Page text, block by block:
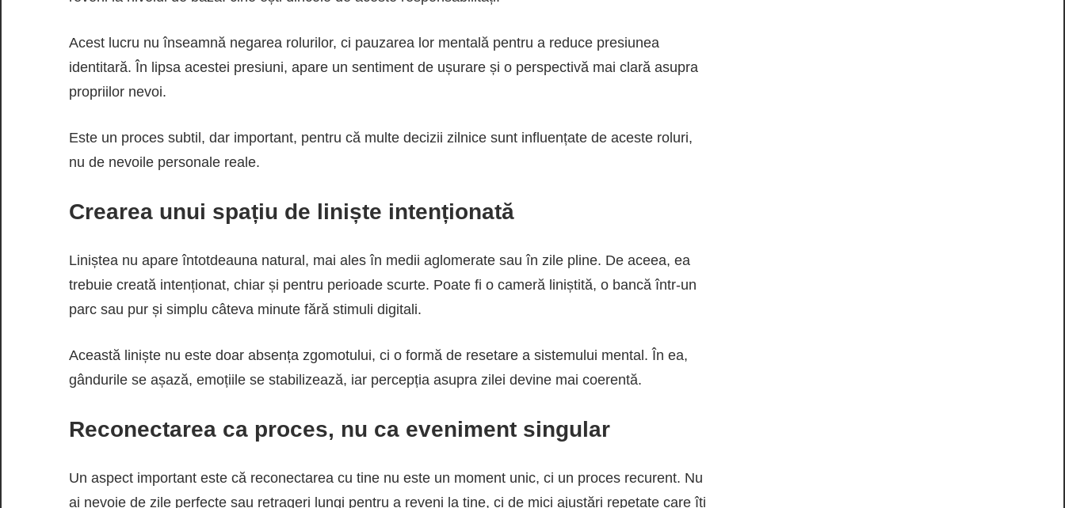
Acest lucru nu înseamnă negarea rolurilor, ci pauzarea lor mentală pentru a reduce presiunea
identitară. În lipsa acestei presiuni, apare un sentiment de ușurare și o perspectivă mai clară asupra
propriilor nevoi.
Este un proces subtil, dar important, pentru că multe decizii zilnice sunt influențate de aceste roluri,
nu de nevoile personale reale.
Crearea unui spațiu de liniște intenționată
Liniștea nu apare întotdeauna natural, mai ales în medii aglomerate sau în zile pline. De aceea, ea
trebuie creată intenționat, chiar și pentru perioade scurte. Poate fi o cameră liniștită, o bancă într-un
parc sau pur și simplu câteva minute fără stimuli digitali.
Această liniște nu este doar absența zgomotului, ci o formă de resetare a sistemului mental. În ea,
gândurile se așază, emoțiile se stabilizează, iar percepția asupra zilei devine mai coerentă.
Reconectarea ca proces, nu ca eveniment singular
Un aspect important este că reconectarea cu tine nu este un moment unic, ci un proces recurent. Nu
ai nevoie de zile perfecte sau retrageri lungi pentru a reveni la tine, ci de mici ajustări repetate care îți